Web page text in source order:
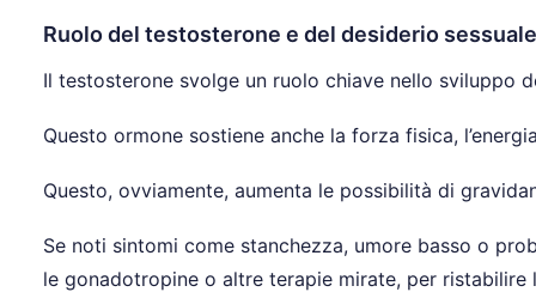
Ruolo del testosterone e del desiderio sessuale
Il testosterone svolge un ruolo chiave nello sviluppo
Questo ormone sostiene anche la forza fisica,
Questo, ovviamente, aumenta le possibilità di
Se noti sintomi come stanchezza, umore basso o
le gonadotropine o altre terapie mirate, per ristabilire